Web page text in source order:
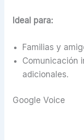
Ideal para:
Familias y
Comunicación
adicionales.
Google Voice